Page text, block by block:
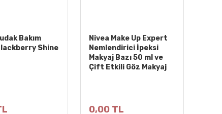
Bakım
Shine
Nivea Make Up Expert
Nemlendirici İpeksi
Makyaj Bazı 50 ml ve
Çift Etkili Göz Makyaj
0,00 TL